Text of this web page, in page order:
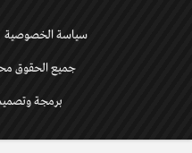
سياسة الخصوصية
جميع الحقوق
برمجة